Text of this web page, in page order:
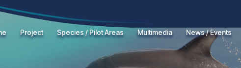
Project Species / Pilot Areas Multimedia News / Events